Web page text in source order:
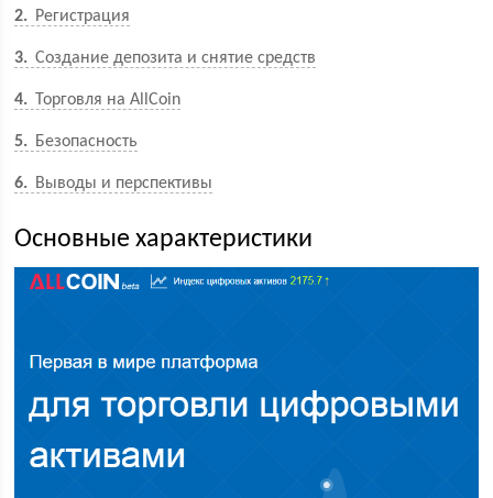
2 Регистрация
3 Создание депозита и снятие средств
4 Торговля на AllCoin
5 Безопасность
6 Выводы и перспективы
Основные характеристики